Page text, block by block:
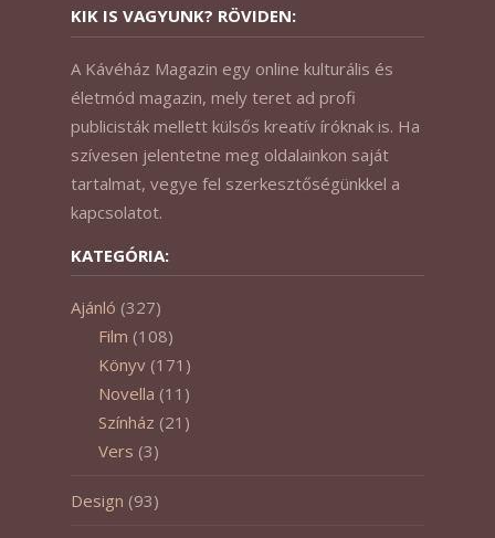
KIK IS VAGYUNK? RÖVIDEN:
A Kávéház Magazin egy online kulturális és
életmód magazin, mely teret ad profi
publicisták mellett külsős kreatív íróknak is. Ha
szívesen jelentetne meg oldalainkon saját
tartalmat, vegye fel szerkesztőségünkkel a
kapcsolatot.
KATEGÓRIA:
Ajánló (327)
Film (108)
Könyv (171)
Novella (11)
Színház (21)
Vers (3)
Design (93)